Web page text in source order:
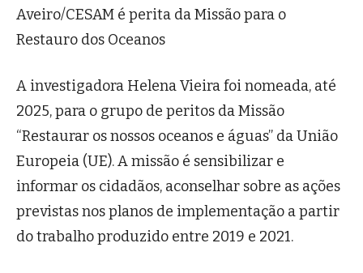
Aveiro/CESAM é perita da Missão para o
Restauro dos Oceanos
A investigadora Helena Vieira foi nomeada, até
2025, para o grupo de peritos da Missão
“Restaurar os nossos oceanos e águas” da União
Europeia (UE). A missão é sensibilizar e
informar os cidadãos, aconselhar sobre as ações
previstas nos planos de implementação a partir
do trabalho produzido entre 2019 e 2021.